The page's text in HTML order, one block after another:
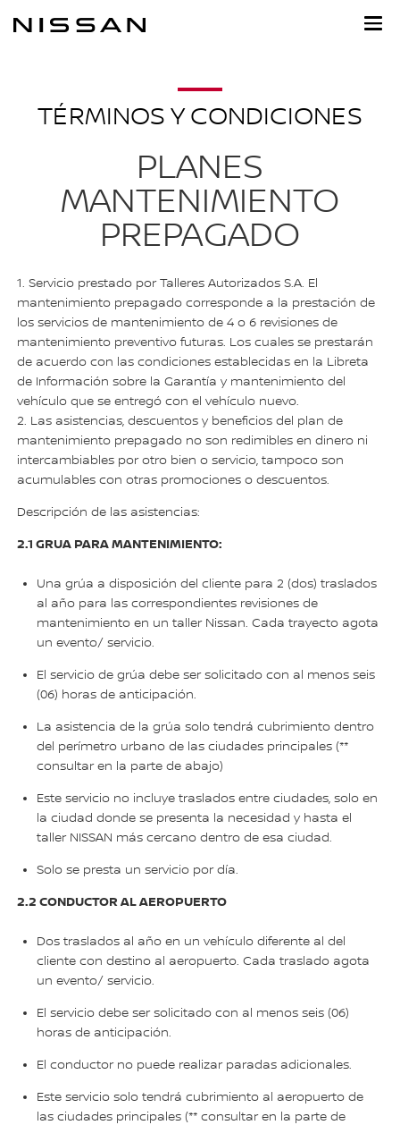
TÉRMINOS Y CONDICIONES
PLANES
MANTENIMIENTO
PREPAGADO
1. Servicio prestado por Talleres Autorizados S.A. El
mantenimiento prepagado corresponde a la prestación de
los servicios de mantenimiento de 4 o 6 revisiones de
mantenimiento preventivo futuras. Los cuales se prestarán
de acuerdo con las condiciones establecidas en la Libreta
de Información sobre la Garantía y mantenimiento del
vehículo que se entregó con el vehículo nuevo.
2. Las asistencias, descuentos y beneficios del plan de
mantenimiento prepagado no son redimibles en dinero ni
intercambiables por otro bien o servicio, tampoco son
acumulables con otras promociones o descuentos.
Descripción de las asistencias:
2.1 GRUA PARA MANTENIMIENTO:
Una grúa a disposición del cliente para 2 (dos) traslados
al año para las correspondientes revisiones de
mantenimiento en un taller Nissan. Cada trayecto agota
un evento/ servicio.
El servicio de grúa debe ser solicitado con al menos seis
(06) horas de anticipación.
La asistencia de la grúa solo tendrá cubrimiento dentro
del perímetro urbano de las ciudades principales (**
consultar en la parte de abajo)
Este servicio no incluye traslados entre ciudades, solo en
la ciudad donde se presenta la necesidad y hasta el
taller NISSAN más cercano dentro de esa ciudad.
Solo se presta un servicio por día.
2.2 CONDUCTOR AL AEROPUERTO
Dos traslados al año en un vehículo diferente al del
cliente con destino al aeropuerto. Cada traslado agota
un evento/ servicio.
El servicio debe ser solicitado con al menos seis (06)
horas de anticipación.
El conductor no puede realizar paradas adicionales.
Este servicio solo tendrá cubrimiento al aeropuerto de
las ciudades principales (** consultar en la parte de